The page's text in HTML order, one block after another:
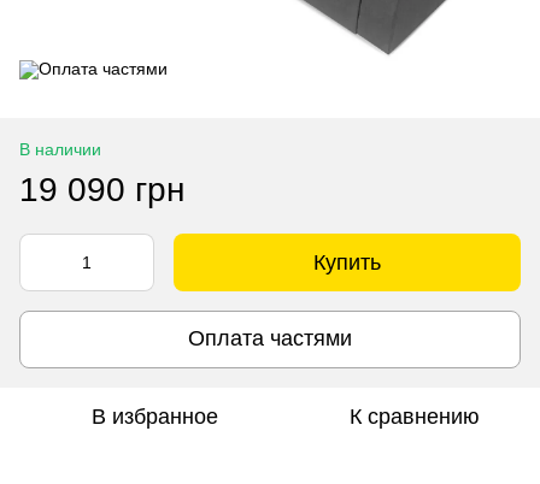
В наличии
19 090 грн
Купить
Оплата частями
В избранное К сравнению